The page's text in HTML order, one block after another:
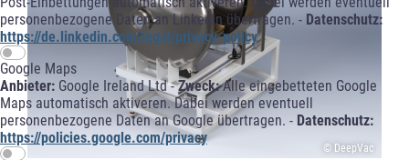
personenbezogene Daten an LinkedIn übertragen. - Datenschutz:
https://de.linkedin.com/legal/privacy-policy
Google Maps
Anbieter: Google Ireland Ltd -Zweck:Alle eingebetteten Google
Maps automatisch aktiveren. Dabei werden eventuell
personenbezogene Daten an Google übertragen. - Datenschutz:
https://policies.google.com/privacy
© DeepVac